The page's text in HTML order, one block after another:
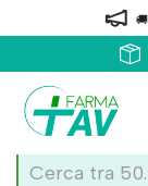
🚚